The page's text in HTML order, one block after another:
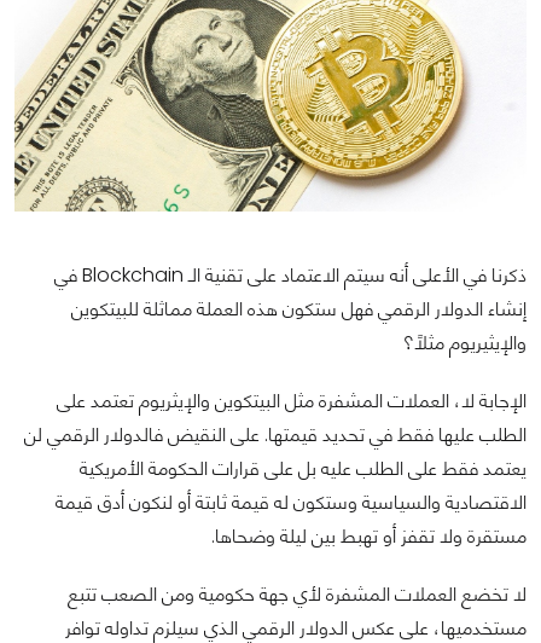
ذكرنا في الأعلى أنه سيتم الاعتماد على تقنية الـ Blockchain في
إنشاء الدولار الرقمي فهل ستكون هذه العملة مماثلة للبيتكوين
والإيثيريوم مثلاً؟
الإجابة لا، العملات المشفرة مثل البيتكوين والإيثريوم تعتمد على
الطلب عليها فقط في تحديد قيمتها. على النقيض فالدولار الرقمي لن
يعتمد فقط على الطلب عليه بل على قرارات الحكومة الأمريكية
الاقتصادية والسياسية وستكون له قيمة ثابتة أو لنكون أدق قيمة
مستقرة ولا تقفز أو تهبط بين ليلة وضحاها.
لا تخضع العملات المشفرة لأي جهة حكومية ومن الصعب تتبع
مستخدميها، على عكس الدولار الرقمي الذي سيلزم تداوله توافر